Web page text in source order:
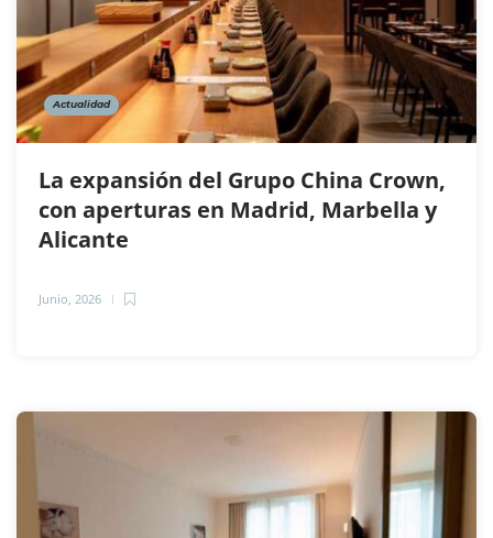
Actualidad
La expansión del Grupo China Crown,
con aperturas en Madrid, Marbella y
Alicante
Junio, 2026